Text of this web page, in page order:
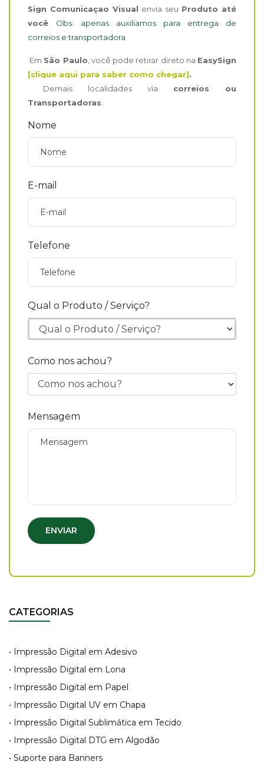
Sign Comunicaçao Visual envia seu Produto até
você Obs: apenas auxiliamos para entrega de
correios e transportadora
Em São Paulo , você pode retirar direto na EasySign
[clique aqui para saber como chegar].
Demais localidades via correios ou
Transportadoras
Nome
E-mail
Telefone
Qual o Produto / Serviço?
Como nos achou?
Mensagem
ENVIAR
CATEGORIAS
• Impressão Digital em Adesivo
• Impressão Digital em Lona
• Impressão Digital em Papel
• Impressão Digital UV em Chapa
• Impressão Digital Sublimática em Tecido
• Impressão Digital DTG em Algodão
• Suporte para Banners